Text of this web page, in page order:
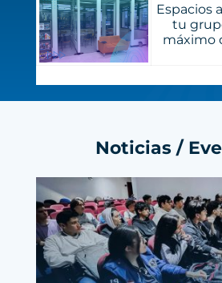
Espacios
tu
máximo
Noticias /